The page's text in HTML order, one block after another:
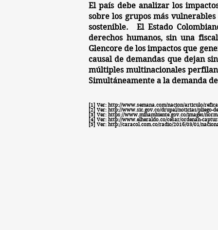
El país debe analizar los
sobre los grupos más
sostenible. El Estado
derechos humanos, sin una
Glencore de los impactos que
causal de demandas que dejan
múltiples multinacionales
Simultáneamente a la demanda
[1] Ver: http://www.semana.com/nacion/articulo/
[2] Ver: http://www.sic.gov.co/drupal/noticias/pliego-
[3] Ver: https://www.minambiente.gov.co/images/
[4] Ver: http://www.elheraldo.co/cesar/ordenan-
[5] Ver: http://caracol.com.co/radio/2016/03/01/